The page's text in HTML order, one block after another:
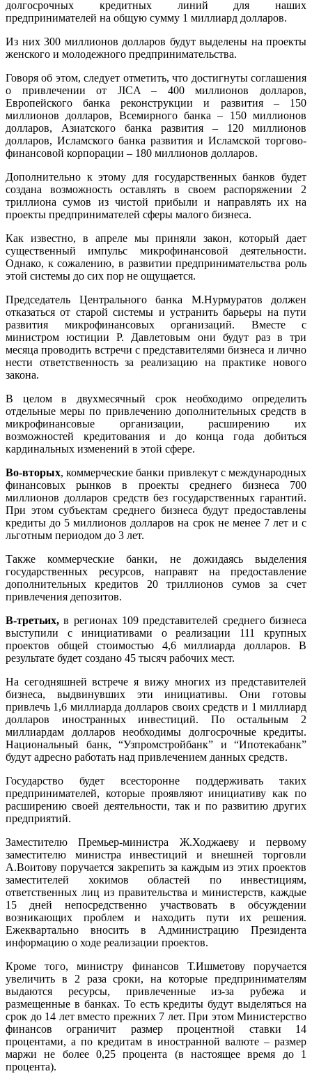
долгосрочных кредитных линий для наших
предпринимателей на общую сумму 1 миллиард долларов.
Из них 300 миллионов долларов будут выделены на проекты
женского и молодежного предпринимательства.
Говоря об этом, следует отметить, что достигнуты соглашения
о привлечении от JICA – 400 миллионов долларов,
Европейского банка реконструкции и развития – 150
миллионов долларов, Всемирного банка – 150 миллионов
долларов, Азиатского банка развития – 120 миллионов
долларов, Исламского банка развития и Исламской торгово-
финансовой корпорации – 180 миллионов долларов.
Дополнительно к этому для государственных банков будет
создана возможность оставлять в своем распоряжении 2
триллиона сумов из чистой прибыли и направлять их на
проекты предпринимателей сферы малого бизнеса.
Как известно, в апреле мы приняли закон, который дает
существенный импульс микрофинансовой деятельности.
Однако, к сожалению, в развитии предпринимательства роль
этой системы до сих пор не ощущается.
Председатель Центрального банка М.Нурмуратов должен
отказаться от старой системы и устранить барьеры на пути
развития микрофинансовых организаций. Вместе с
министром юстиции Р. Давлетовым они будут раз в три
месяца проводить встречи с представителями бизнеса и лично
нести ответственность за реализацию на практике нового
закона.
В целом в двухмесячный срок необходимо определить
отдельные меры по привлечению дополнительных средств в
микрофинансовые организации, расширению их
возможностей кредитования и до конца года добиться
кардинальных изменений в этой сфере.
Во-вторых, коммерческие банки привлекут с международных
финансовых рынков в проекты среднего бизнеса 700
миллионов долларов средств без государственных гарантий.
При этом субъектам среднего бизнеса будут предоставлены
кредиты до 5 миллионов долларов на срок не менее 7 лет и с
льготным периодом до 3 лет.
Также коммерческие банки, не дожидаясь выделения
государственных ресурсов, направят на предоставление
дополнительных кредитов 20 триллионов сумов за счет
привлечения депозитов.
В-третьих,в регионах 109 представителей среднего бизнеса
выступили с инициативами о реализации 111 крупных
проектов общей стоимостью 4,6 миллиарда долларов. В
результате будет создано 45 тысяч рабочих мест.
На сегодняшней встрече я вижу многих из представителей
бизнеса, выдвинувших эти инициативы. Они готовы
привлечь 1,6 миллиарда долларов своих средств и 1 миллиард
долларов иностранных инвестиций. По остальным 2
миллиардам долларов необходимы долгосрочные кредиты.
Национальный банк, “Узпромстройбанк” и “Ипотекабанк”
будут адресно работать над привлечением данных средств.
Государство будет всесторонне поддерживать таких
предпринимателей, которые проявляют инициативу как по
расширению своей деятельности, так и по развитию других
предприятий.
Заместителю Премьер-министра Ж.Ходжаеву и первому
заместителю министра инвестиций и внешней торговли
А.Воитову поручается закрепить за каждым из этих проектов
заместителей хокимов областей по инвестициям,
ответственных лиц из правительства и министерств, каждые
15 дней непосредственно участвовать в обсуждении
возникающих проблем и находить пути их решения.
Ежеквартально вносить в Администрацию Президента
информацию о ходе реализации проектов.
Кроме того, министру финансов Т.Ишметову поручается
увеличить в 2 раза сроки, на которые предпринимателям
выдаются ресурсы, привлеченные из-за рубежа и
размещенные в банках. То есть кредиты будут выделяться на
срок до 14 лет вместо прежних 7 лет. При этом Министерство
финансов ограничит размер процентной ставки 14
процентами, а по кредитам в иностранной валюте – размер
маржи не более 0,25 процента (в настоящее время до 1
процента).